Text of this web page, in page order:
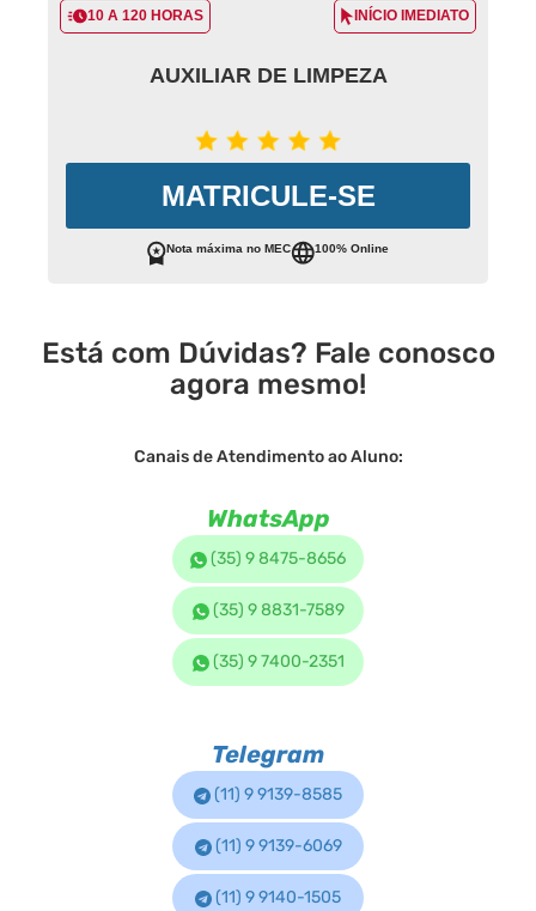
10 A 120 HORAS INÍCIO IMEDIATO
AUXILIAR DE LIMPEZA
MATRICULE-SE
Nota máxima no MEC 100% Online
Está com Dúvidas? Fale conosco
agora mesmo!
Canais de Atendimento ao Aluno:
WhatsApp
(35) 9 8475-8656
(35) 9 8831-7589
(35) 9 7400-2351
Telegram
(11) 9 9139-8585
(11) 9 9139-6069
(11) 9 9140-1505